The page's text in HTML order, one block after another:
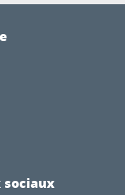
sociaux